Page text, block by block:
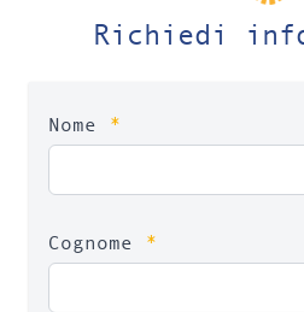
Richiedi
Nome *
Cognome *